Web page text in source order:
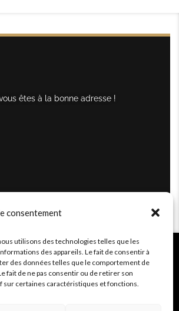
consentement
utilisons des technologies telles que les
des appareils. Le fait de consentir à
des données telles que le comportement de
fait de ne pas consentir ou de retirer son
sur certaines caractéristiques et fonctions.
êtes à la bonne adresse !